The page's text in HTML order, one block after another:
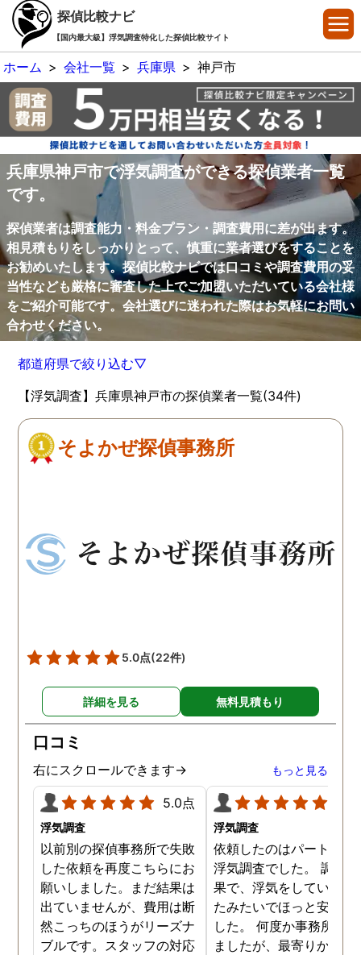
探偵比較ナビ
【国内最大級】浮気調査特化した探偵比較サイト
ホーム > 会社一覧 > 兵庫県 > 神戸市
兵庫県神戸市で浮気調査ができる探偵業者一覧
です。
探偵業者は調査能力・料金プラン・調査費用に差が出ます。
相見積もりをしっかりとって、慎重に業者選びをすることを
お勧めいたします。探偵比較ナビでは口コミや調査費用の妥
当性なども厳格に審査した上でご加盟いただいている会社様
をご紹介可能です。会社選びに迷われた際はお気軽にお問い
合わせください。
都道府県で絞り込む▽
【浮気調査】兵庫県神戸市の探偵業者一覧(34件)
そよかぜ探偵事務所
5.0点(22件)
詳細を見る 無料見積もり
口コミ
右にスクロールできます→ もっと見る
5.0点
浮気調査
以前別の探偵事務所で失敗
した依頼を再度こちらにお
願いしました。まだ結果は
出ていませんが、費用は断
然こっちのほうがリーズナ
ブルです。スタッフの対応
浮気調査
依頼したのはパートナー
浮気調査でした。 調査
果で、浮気をしていなか
たみたいでほっと安心し
した。 何度か事務所に
ましたが、最寄りから徒